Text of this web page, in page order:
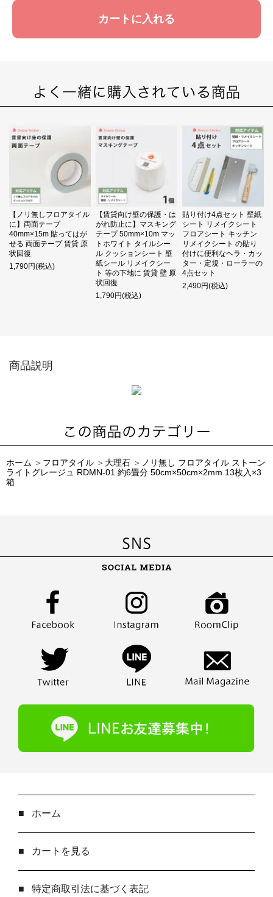
カートに入れる
【ノリ無しフロアタイル
に】両面テープ
40mm×15m 貼ってはが
せる 両面テープ 賃貸 原
状回復
1,790円(税込)
【賃貸向け壁の保護・は
がれ防止に】マスキング
テープ 50mm×10m マッ
トホワイト タイルシー
ル クッションシート 壁
紙シール リメイクシー
ト 等の下地に 賃貸 壁 原
状回復
1,790円(税込)
貼り付け4点セット 壁紙
シート リメイクシート
フロアシート キッチン
リメイクシート の貼り
付けに便利なヘラ・カッ
ター・定規・ローラーの
4点セット
2,490円(税込)
商品説明
ホーム ＞ フロアタイル ＞ 大理石 ＞ ノリ無し フロアタイル ストーン
ライトグレージュ RDMN-01 約6畳分 50cm×50cm×2mm 13枚入×3
箱
■ ホーム
■ カートを見る
■ 特定商取引法に基づく表記